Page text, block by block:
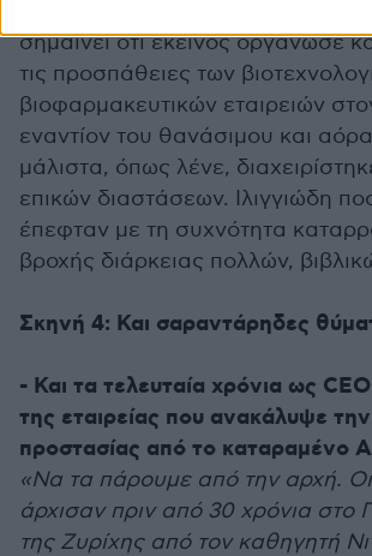
σημαίνει ότι εκείνος οργάνωσε
τις προσπάθειες των
βιοφαρμακευτικών εταιρειών
εναντίον του θανάσιμου και
μάλιστα, όπως λένε,
επικών διαστάσεων. Ιλιγγιώδη
έπεφταν με τη συχνότητα
βροχής διάρκειας πολλών,
Σκηνή 4: Και σαραντάρηδες
- Και τα τελευταία χρόνια ως
της εταιρείας που ανακάλυψε
προστασίας από το καταραμένο
«Να τα πάρουμε από την αρχή.
άρχισαν πριν από 30 χρόνια στο
της Ζυρίχης από τον καθηγητή